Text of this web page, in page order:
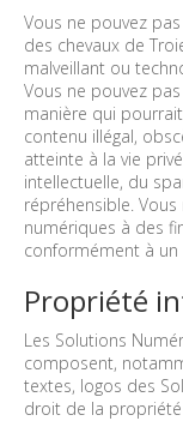
Vous ne pouvez
des chevaux de
malveillant ou
Vous ne pouvez
manière qui
contenu illégal,
atteinte à la vie
intellectuelle, du
répréhensible.
numériques à des
conformément à un
Propriété
Les Solutions
composent,
textes, logos des
droit de la propriété